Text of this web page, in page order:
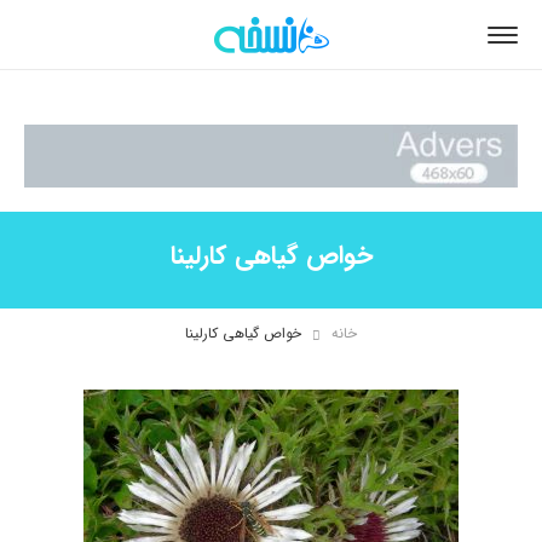
خواص گیاهی کارلینا
خانه خواص گیاهی کارلینا